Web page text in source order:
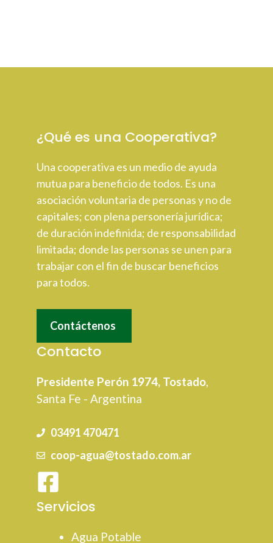
¿Qué es una Cooperativa?
Una cooperativa es un medio de ayuda
mutua para beneficio de todos. Es una
asociación voluntaria de personas y no de
capitales; con plena personería jurídica;
de duración indefinida; de responsabilidad
limitada; donde las personas se unen para
trabajar con el fin de buscar beneficios
para todos.
Contáctenos
Contacto
Presidente Perón 1974, Tostado
Santa Fe - Argentina
03491 470471
coop-agua@tostado.com.ar
Servicios
Agua Potable